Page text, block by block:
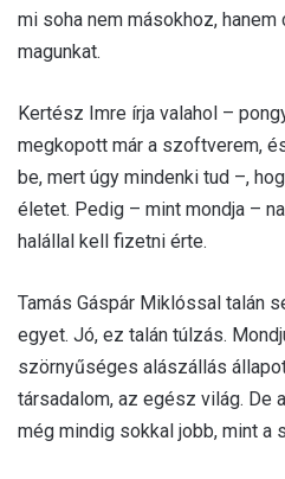
mi soha nem másokhoz,
magunkat.
Kertész Imre írja valahol –
megkopott már a szoftverem,
be, mert úgy mindenki tud –,
életet. Pedig – mint mondja –
halállal kell fizetni érte.
Tamás Gáspár Miklóssal talán
egyet. Jó, ez talán túlzás.
szörnyűséges alászállás
társadalom, az egész világ. De
még mindig sokkal jobb, mint a